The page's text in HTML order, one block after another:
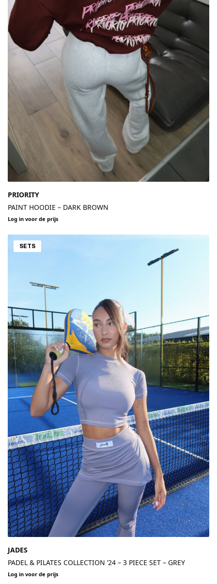
PRIORITY
PAINT HOODIE – DARK BROWN
Log in voor de prijs
SETS
JADES
PADEL & PILATES COLLECTION ’24 – 3 PIECE SET – GREY
Log in voor de prijs